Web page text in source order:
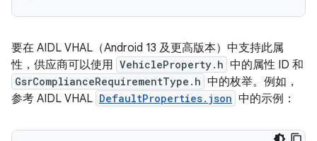
要在 AIDL VHAL（Android 13 及更高版本）中支持此属
性，供应商可以使用 VehicleProperty.h 中的属性 ID 和
GsrComplianceRequirementType.h 中的枚举。例如，
参考 AIDL VHAL DefaultProperties.json 中的示例：